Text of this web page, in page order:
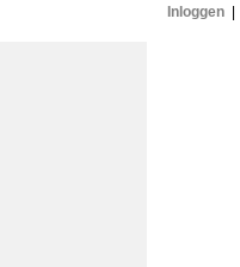
Inloggen